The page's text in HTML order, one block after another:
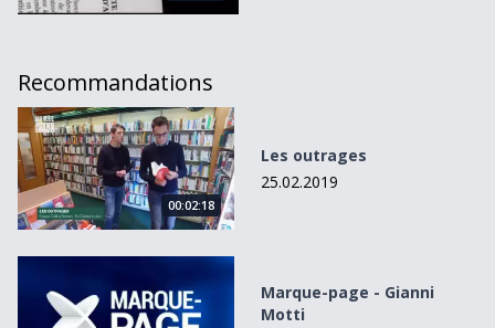
Recommandations
Les outrages
00:02:18
Les outrages
25.02.2019
Marque-page - Gianni Motti
Marque-page - Gianni
Motti